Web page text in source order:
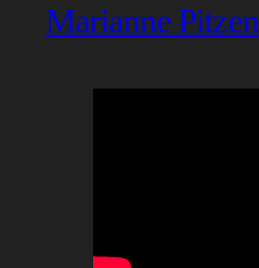
Marianne Pitzen